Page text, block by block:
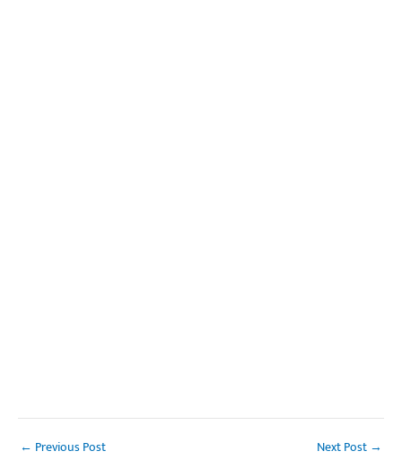
← Previous Post Next Post →